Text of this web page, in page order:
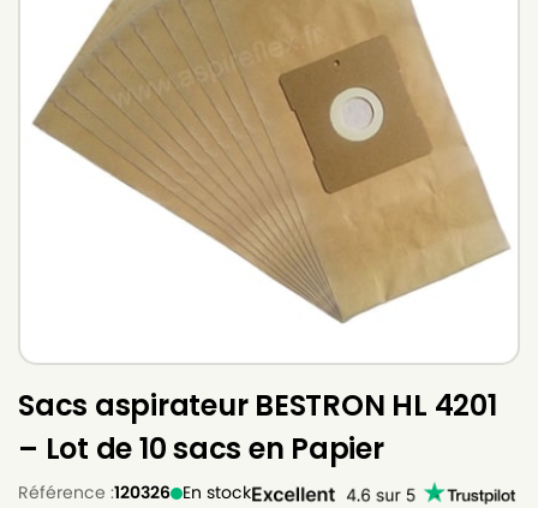
Sacs aspirateur BESTRON HL 4201
– Lot de 10 sacs en Papier
Référence :120326 En stock